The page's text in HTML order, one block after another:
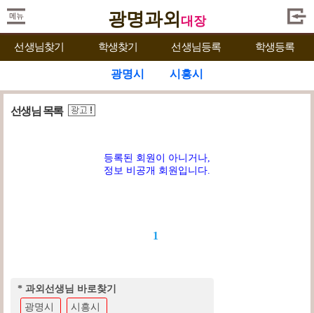
광명과외 대장
선생님찾기 학생찾기 선생님등록 학생등록
광명시 시흥시
선생님 목록
등록된 회원이 아니거나,
정보 비공개 회원입니다.
1
* 과외선생님 바로찾기
광명시
시흥시